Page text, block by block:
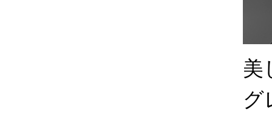
美
グ